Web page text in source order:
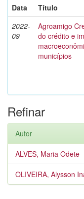
Data
Título
2022-
09
Agroamigo
do crédito e
municípios
Refinar
Autor
ALVES, Maria Odete
OLIVEIRA, Alysson